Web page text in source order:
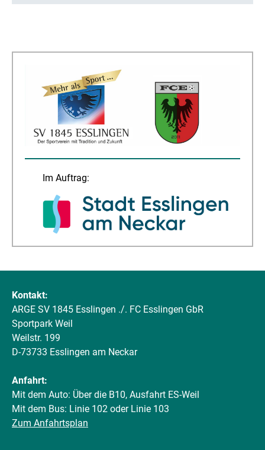
Im Auftrag:
Kontakt:
ARGE SV 1845 Esslingen ./. FC Esslingen GbR
Sportpark Weil
Weilstr. 199
D-73733 Esslingen am Neckar
Anfahrt:
Mit dem Auto: Über die B10, Ausfahrt ES-Weil
Mit dem Bus: Linie 102 oder Linie 103
Zum Anfahrtsplan